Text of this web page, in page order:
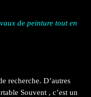
de peinture tout en
recherche. D’autres
Souvent , c’est un